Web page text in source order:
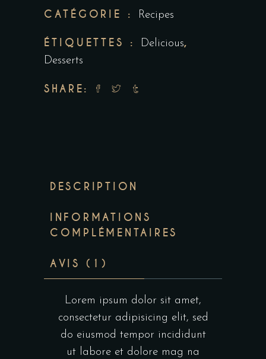
CATÉGORIE : Recipes
ÉTIQUETTES : Delicious,
Desserts
SHARE:
DESCRIPTION
INFORMATIONS
COMPLÉMENTAIRES
AVIS (1)
Lorem ipsum dolor sit amet,
consectetur adipisicing elit, sed
do eiusmod tempor incididunt
ut labore et dolore mag na